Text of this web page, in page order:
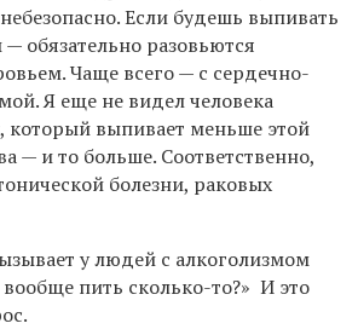
Если будешь выпивать
обязательно разовьются
Чаще всего — с сердечно-
Я еще не видел человека
который выпивает меньше этой
— и то больше. Соответственно,
болезни, раковых
у людей с алкоголизмом
пить сколько-то?» И это